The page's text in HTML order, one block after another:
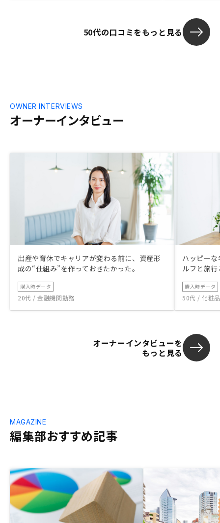
50代の口コミをもっと見る
オーナーインタビュー
OWNER INTERVIEWS
出産や育休でキャリアが変わる前に、資産形
成の“仕組み”を作っておきたかった。
購入時データ
20代 / 金融機関勤務
ハッピー
ルフと旅
購入時データ
50代 / 化粧
オーナーインタビューを
もっと見る
編集部おすすめ記事
MAGAZINE